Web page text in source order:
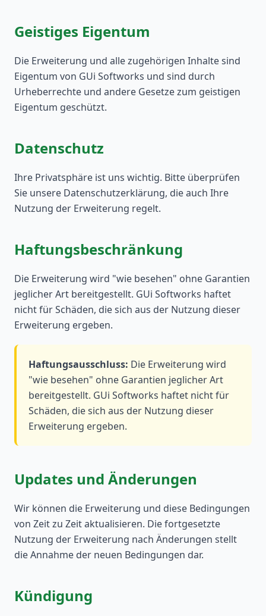
Geistiges Eigentum
Die Erweiterung und alle zugehörigen Inhalte sind
Eigentum von GUi Softworks und sind durch
Urheberrechte und andere Gesetze zum geistigen
Eigentum geschützt.
Datenschutz
Ihre Privatsphäre ist uns wichtig. Bitte überprüfen
Sie unsere Datenschutzerklärung, die auch Ihre
Nutzung der Erweiterung regelt.
Haftungsbeschränkung
Die Erweiterung wird "wie besehen" ohne Garantien
jeglicher Art bereitgestellt. GUi Softworks haftet
nicht für Schäden, die sich aus der Nutzung dieser
Erweiterung ergeben.
Haftungsausschluss: Die Erweiterung wird
"wie besehen" ohne Garantien jeglicher Art
bereitgestellt. GUi Softworks haftet nicht für
Schäden, die sich aus der Nutzung dieser
Erweiterung ergeben.
Updates und Änderungen
Wir können die Erweiterung und diese Bedingungen
von Zeit zu Zeit aktualisieren. Die fortgesetzte
Nutzung der Erweiterung nach Änderungen stellt
die Annahme der neuen Bedingungen dar.
Kündigung